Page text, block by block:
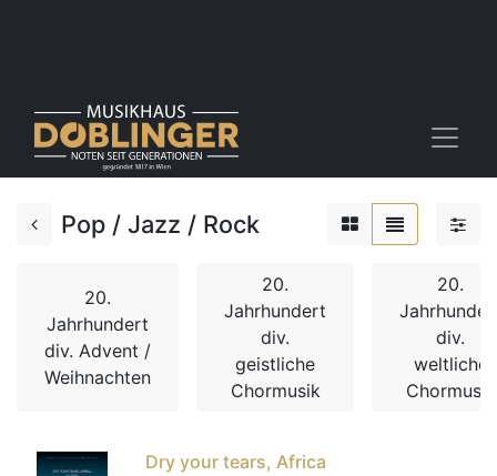
Pop / Jazz / Rock
20.
Jahrhundert
div. Advent /
Weihnachten
20.
Jahrhundert
div.
geistliche
Chormusik
20.
div.
weltliche
Chormusik
Dry your tears, Africa